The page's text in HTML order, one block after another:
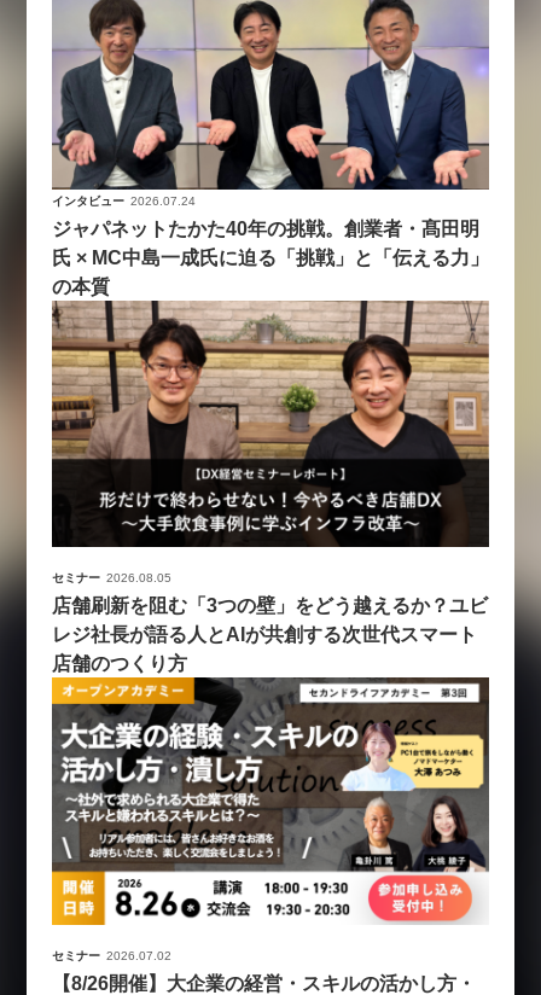
インタビュー 2026.07.24
ジャパネットたかた40年の挑戦。創業者・髙田明
氏 × MC中島一成氏に迫る「挑戦」と「伝える力」
の本質
セミナー 2026.08.05
店舗刷新を阻む「3つの壁」をどう越えるか？ユビ
レジ社長が語る人とAIが共創する次世代スマート
店舗のつくり方
セミナー 2026.07.02
【8/26開催】大企業の経営・スキルの活かし方・